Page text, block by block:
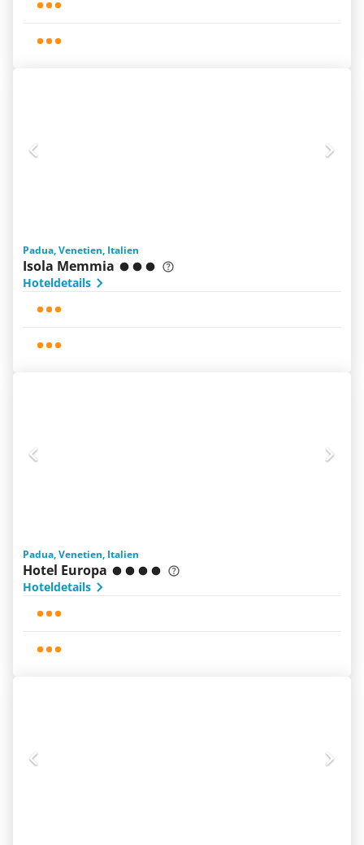
Padua, Venetien, Italien
Isola Memmia
Hoteldetails
Padua, Venetien, Italien
Hotel Europa
Hoteldetails